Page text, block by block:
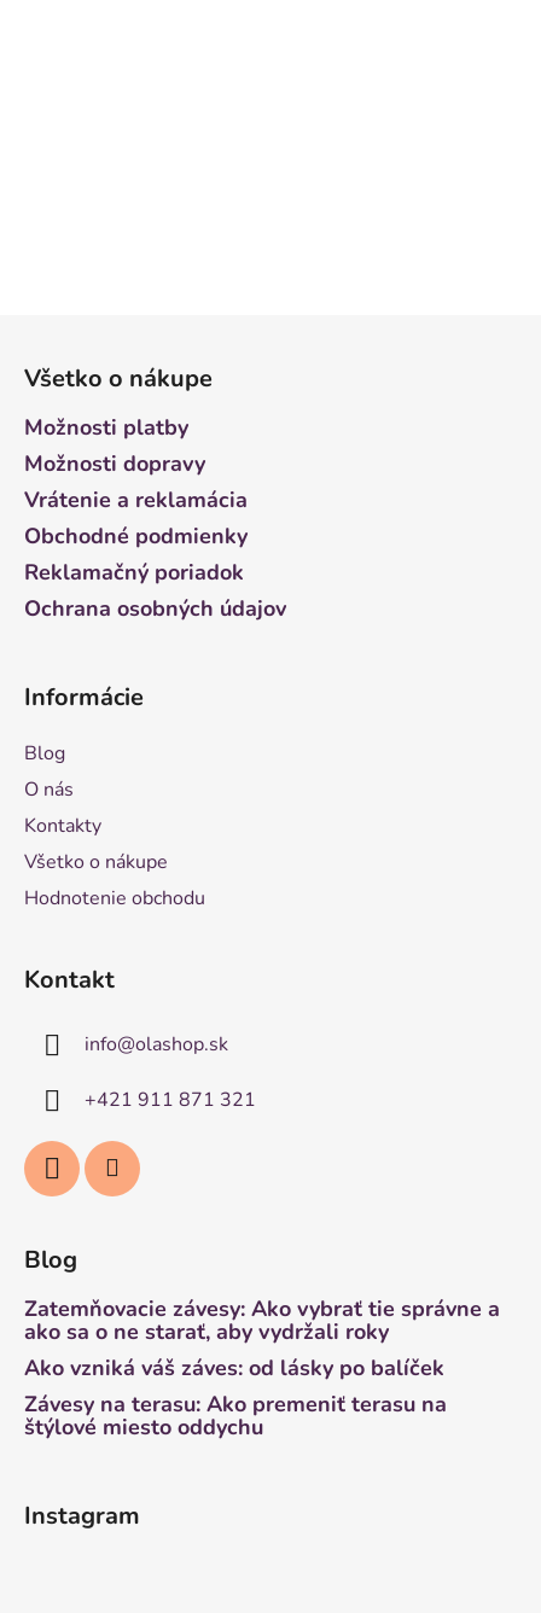
Všetko o nákupe
Možnosti platby
Možnosti dopravy
Vrátenie a reklamácia
Obchodné podmienky
Reklamačný poriadok
Ochrana osobných údajov
Informácie
Blog
O nás
Kontakty
Všetko o nákupe
Hodnotenie obchodu
Kontakt
info@olashop.sk
+421 911 871 321
Blog
Zatemňovacie závesy: Ako vybrať tie správne a
ako sa o ne starať, aby vydržali roky
Ako vzniká váš záves: od lásky po balíček
Závesy na terasu: Ako premeniť terasu na
štýlové miesto oddychu
Instagram